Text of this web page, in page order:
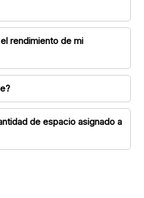
rendimiento de mi
de espacio asignado a